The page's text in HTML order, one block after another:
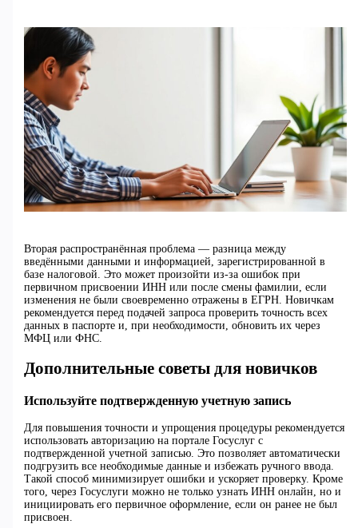
Вторая распространённая проблема — разница между
введёнными данными и информацией, зарегистрированной в
базе налоговой. Это может произойти из-за ошибок при
первичном присвоении ИНН или после смены фамилии, если
изменения не были своевременно отражены в ЕГРН. Новичкам
рекомендуется перед подачей запроса проверить точность всех
данных в паспорте и, при необходимости, обновить их через
МФЦ или ФНС.
Дополнительные советы для новичков
Используйте подтвержденную учетную запись
Для повышения точности и упрощения процедуры рекомендуется
использовать авторизацию на портале Госуслуг с
подтвержденной учетной записью. Это позволяет автоматически
подгрузить все необходимые данные и избежать ручного ввода.
Такой способ минимизирует ошибки и ускоряет проверку. Кроме
того, через Госуслуги можно не только узнать ИНН онлайн, но и
инициировать его первичное оформление, если он ранее не был
присвоен.